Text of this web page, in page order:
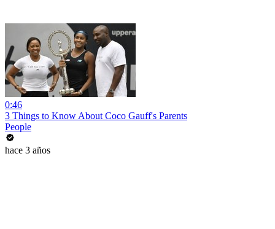
0:46
3 Things to Know About Coco Gauff's Parents
People
hace 3 años